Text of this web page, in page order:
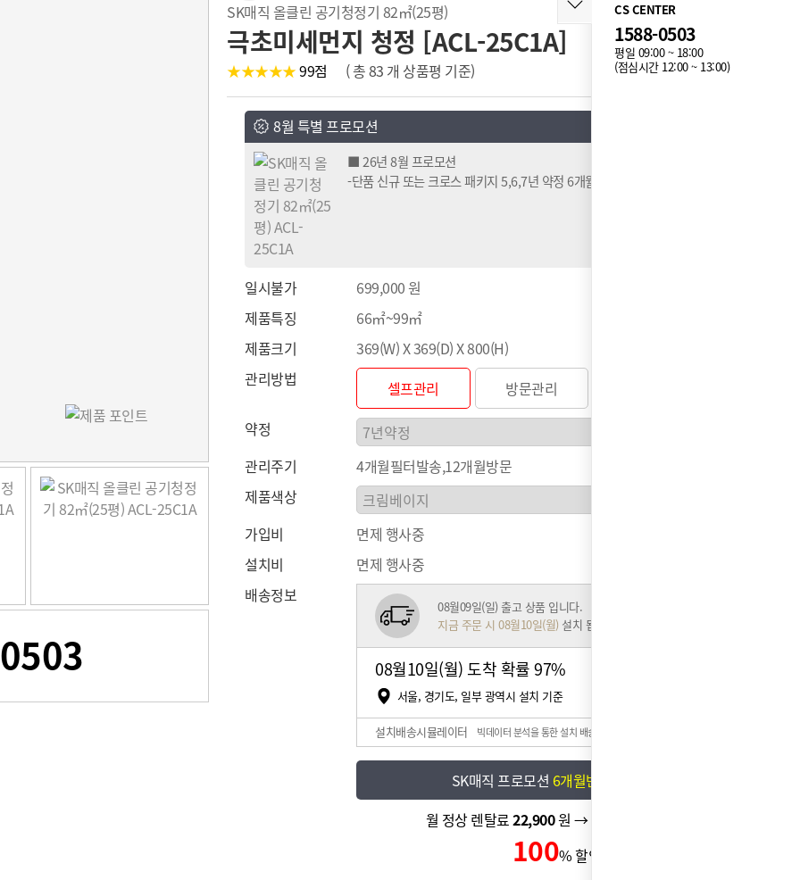
SK매직 올클린 공기청정기 82㎡(25평)
극초미세먼지 청정 [ACL-25C1A]
★★★★★99점 ( 총 83 개 상품평 기준) 누적 14,060개 구매
8월 특별 프로모션
■ 26년 8월 프로모션
-단품 신규 또는 크로스 패키지 5,6,7년 약정 6개월반값 (1~6회차)
일시불가
699,000 원
제품특징
66㎡~99㎡
제품크기
369(W) X 369(D) X 800(H)
관리방법
셀프관리
방문관리
약정
관리주기
4개월필터발송,12개월방문
제품색상
가입비
면제 행사중
설치비
면제 행사중
배송정보
08월09일(일) 출고 상품 입니다.
지금 주문 시 08월10일(월) 설치 됩니다.
08월10일(월) 도착 확률97%
서울, 경기도, 일부 광역시 설치 기준
설치배송시뮬레이터 빅데이터 분석을 통한 설치 배송일 예측 시스템
SK매직 프로모션 6개월반값
월 정상 렌탈료 22,900원 → 월 할인 렌탈료
100% 할인 신용카드 할인가
CS CENTER
1588-0503
평일 09:00 ~ 18:00
(점심시간 12:00 ~ 13:00)